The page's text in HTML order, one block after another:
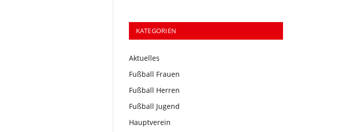
KATEGORIEN
Aktuelles
Fußball Frauen
Fußball Herren
Fußball Jugend
Hauptverein